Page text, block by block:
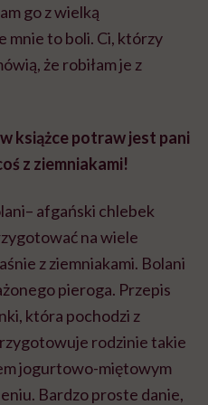
go z wielką
mnie to boli. Ci, którzy
że robiłam je z
książce potraw jest pani
z ziemniakami!
afgański chlebek
na wiele
z ziemniakami. Bolani
pieroga. Przepis
która pochodzi z
rodzinie takie
jogurtowo-miętowym
Bardzo proste danie,